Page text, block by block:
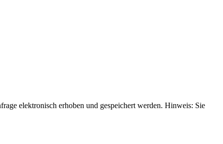
elektronisch erhoben und gespeichert werden. Hinweis: Sie